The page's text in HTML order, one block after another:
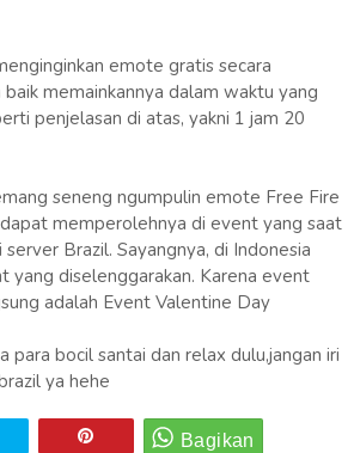
emote gratis secara
memainkannya dalam waktu yang
penjelasan di atas, yakni 1 jam 20
seneng ngumpulin emote Free Fire
memperolehnya di event yang saat
Brazil. Sayangnya, di Indonesia
yang diselenggarakan. Karena event
adalah Event Valentine Day
para bocil santai dan relax dulu,jangan iri
ya hehe